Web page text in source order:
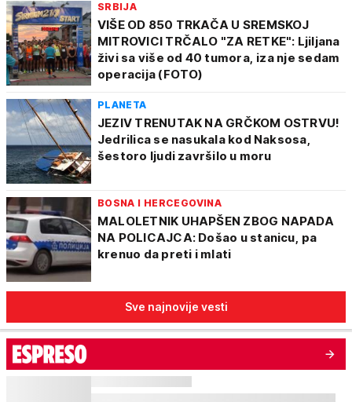
SRBIJA
VIŠE OD 850 TRKAČA U SREMSKOJ
MITROVICI TRČALO "ZA RETKE": Ljiljana
živi sa više od 40 tumora, iza nje sedam
operacija (FOTO)
PLANETA
JEZIV TRENUTAK NA GRČKOM OSTRVU!
Jedrilica se nasukala kod Naksosa,
šestoro ljudi završilo u moru
BOSNA I HERCEGOVINA
MALOLETNIK UHAPŠEN ZBOG NAPADA
NA POLICAJCA: Došao u stanicu, pa
krenuo da preti i mlati
Sve najnovije vesti